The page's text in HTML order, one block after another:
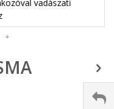
vadászati